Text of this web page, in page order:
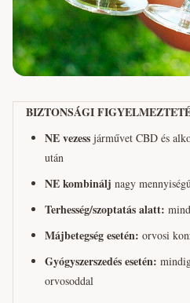
BIZTONSÁGI
NE vezess járművet CBD és
után
NE kombinálj nagy
Terhesség/szoptatás alatt:
Májbetegség esetén: orvosi
Gyógyszerszedés esetén:
orvosoddal